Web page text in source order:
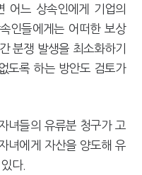
어느 상속인에게 기업의
인들에게는 어떠한 보상
분쟁 발생을 최소화하기
도록 하는 방안도 검토가
녀들의 유류분 청구가 고
녀에게 자산을 양도해 유
다.